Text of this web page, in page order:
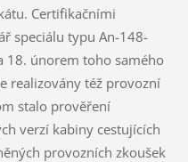
Certifikačními
speciálu typu An-148-
18. únorem toho samého
realizovány též provozní
stalo prověření
verzí kabiny cestujících
provozních zkoušek